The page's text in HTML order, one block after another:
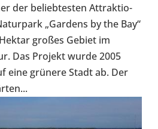
der belieb­tes­ten Attrak­tio­
„Gardens by the Bay“
großes Gebiet im
Das Projekt wurde 2005
eine grünere Stadt ab. Der